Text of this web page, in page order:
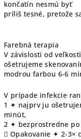
končatín nesmú byť
príliš tesné, pretože
Farebná terapia
V závislosti od
ošetrujeme
modrou farbou 6-6
V prípade infekcie
1 ✦ najprv ju
minút,
2 ✦ bezprostredne
 Opakovanie ✦ 2-3×